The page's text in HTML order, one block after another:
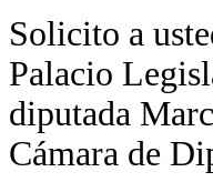
Solicito a
Palacio
diputada
Cámara de